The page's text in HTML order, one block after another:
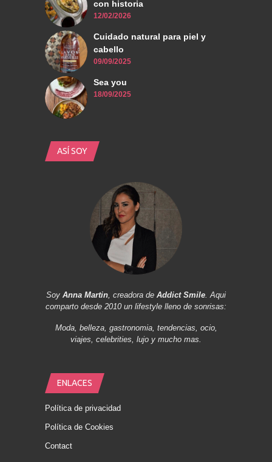
con historia
12/02/2026
Cuidado natural para piel y
cabello
09/09/2025
Sea you
18/09/2025
ASÍ SOY
Soy Anna Martin, creadora de Addict Smile. Aqui
comparto desde 2010 un lifestyle lleno de sonrisas:
Moda, belleza, gastronomia, tendencias, ocio,
viajes, celebrities, lujo y mucho mas.
ENLACES
Política de privacidad
Política de Cookies
Contact